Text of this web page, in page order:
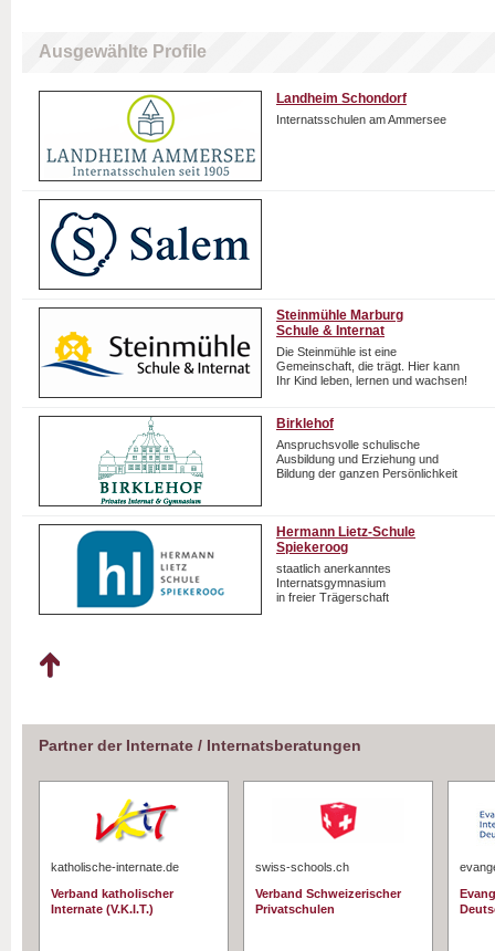
Ausgewählte Profile
Landheim Schondorf
Internatsschulen am Ammersee
Steinmühle Marburg
Schule & Internat
Die Steinmühle ist eine
Gemeinschaft, die trägt. Hier kann
Ihr Kind leben, lernen und wachsen!
Birklehof
Anspruchsvolle schulische
Ausbildung und Erziehung und
Bildung der ganzen Persönlichkeit
Hermann Lietz-Schule
Spiekeroog
staatlich anerkanntes
Internatsgymnasium
in freier Trägerschaft
Partner der Internate / Internatsberatungen
katholische-internate.de
Verband katholischer
Internate (V.K.I.T.)
swiss-schools.ch
Verband Schweizerischer
Privatschulen